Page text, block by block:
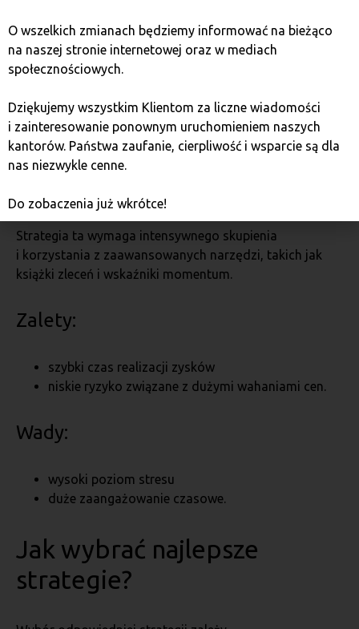
Skalpowanie: drobnymi krokami do zysku
wejściu i wyjściu z transakcji, aby wykorzystać
minimalne ruchy cen. Scalperzy wykonują dziesiątki,
a nawet setki transakcji dziennie.
Strategia ta wymaga intensywnego skupienia
i korzystania z zaawansowanych narzędzi, takich jak
książki zleceń i wskaźniki momentum.
Zalety:
szybki czas realizacji zysków
niskie ryzyko związane z dużymi wahaniami cen.
Wady:
wysoki poziom stresu
duże zaangażowanie czasowe.
Jak wybrać najlepsze
strategie?
O wszelkich zmianach będziemy informować na bieżąco
na naszej stronie internetowej oraz w mediach
społecznościowych.
Dziękujemy wszystkim Klientom za liczne wiadomości
i zainteresowanie ponownym uruchomieniem naszych
kantorów. Państwa zaufanie, cierpliwość i wsparcie są dla
nas niezwykle cenne.
Do zobaczenia już wkrótce!